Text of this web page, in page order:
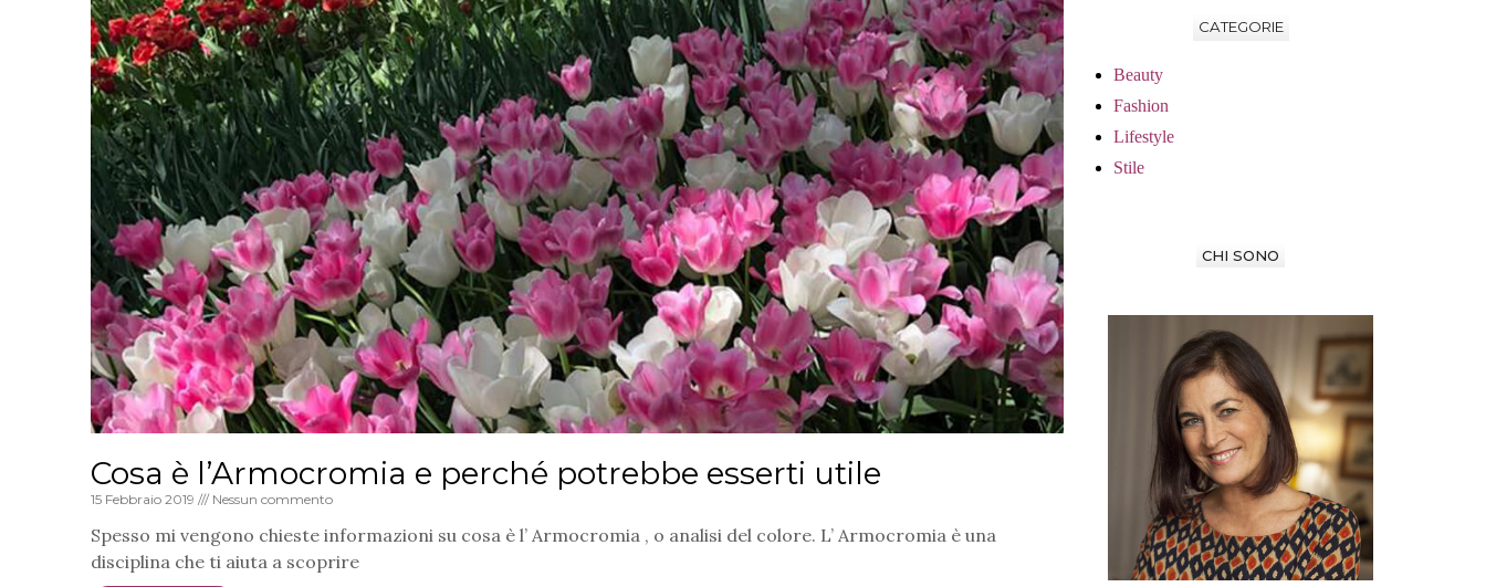
Cosa è l’Armocromia e perché potrebbe esserti utile
15 Febbraio 2019 Nessun commento
Spesso mi vengono chieste informazioni su cosa è l’ Armocromia , o analisi del colore. L’ Armocromia è una
disciplina che ti aiuta a scoprire
CATEGORIE
Beauty
Fashion
Lifestyle
Stile
CHI SONO